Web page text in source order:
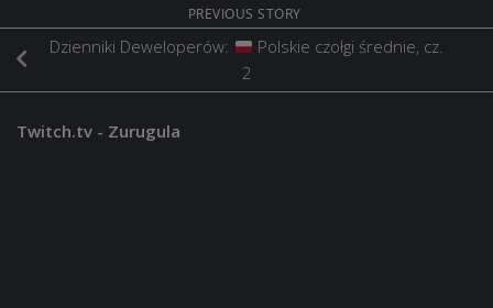
PREVIOUS STORY
Dzienniki Deweloperów:
Polskie czołgi średnie, cz.
2
Twitch.tv - Zurugula